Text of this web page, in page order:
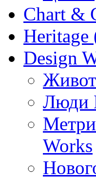
Chart &
Heritage
Design
Люди
Works